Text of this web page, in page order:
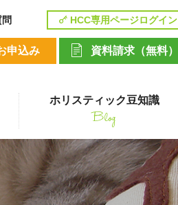
座
ホリスティック豆知識
Blog
申込み 資料請求（無料）
HCC専用ページログイン